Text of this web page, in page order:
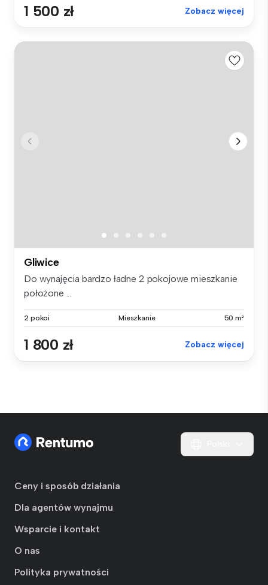
1 500 zł Zobacz więcej
Gliwice
Do wynajęcia bardzo ładne 2 pokojowe mieszkanie
położone ...
2 pokoi Mieszkanie 50 m²
1 800 zł Zobacz więcej
Ceny i sposób działania
Dla agentów wynajmu
Wsparcie i kontakt
O nas
Polityka prywatności